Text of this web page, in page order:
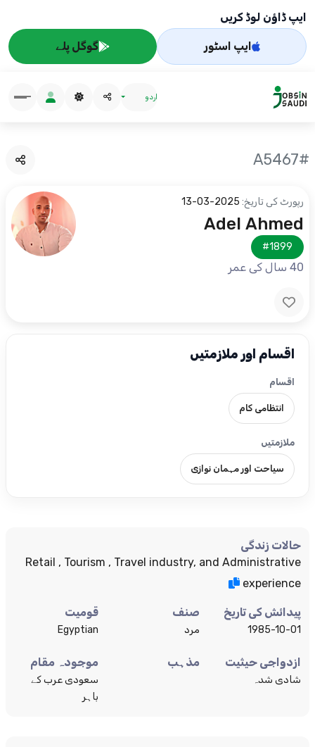
ایپ ڈاؤن لوڈ کریں
ایپ اسٹور گوگل پلے
اردو
#A5467
رپورٹ کی تاریخ: 2025-03-13
Adel Ahmed
#1899
40 سال کی عمر
اقسام اور ملازمتیں
اقسام
انتظامی کام
ملازمتیں
سیاحت اور مہمان نوازی
حالات زندگی
Retail , Tourism , Travel industry, and Administrative
experience
پیدائش کی تاریخ
1985-10-01
صنف
مرد
قومیت
Egyptian
ازدواجی حیثیت
شادی شدہ
مذہب موجودہ مقام
سعودی عرب کے
باہر